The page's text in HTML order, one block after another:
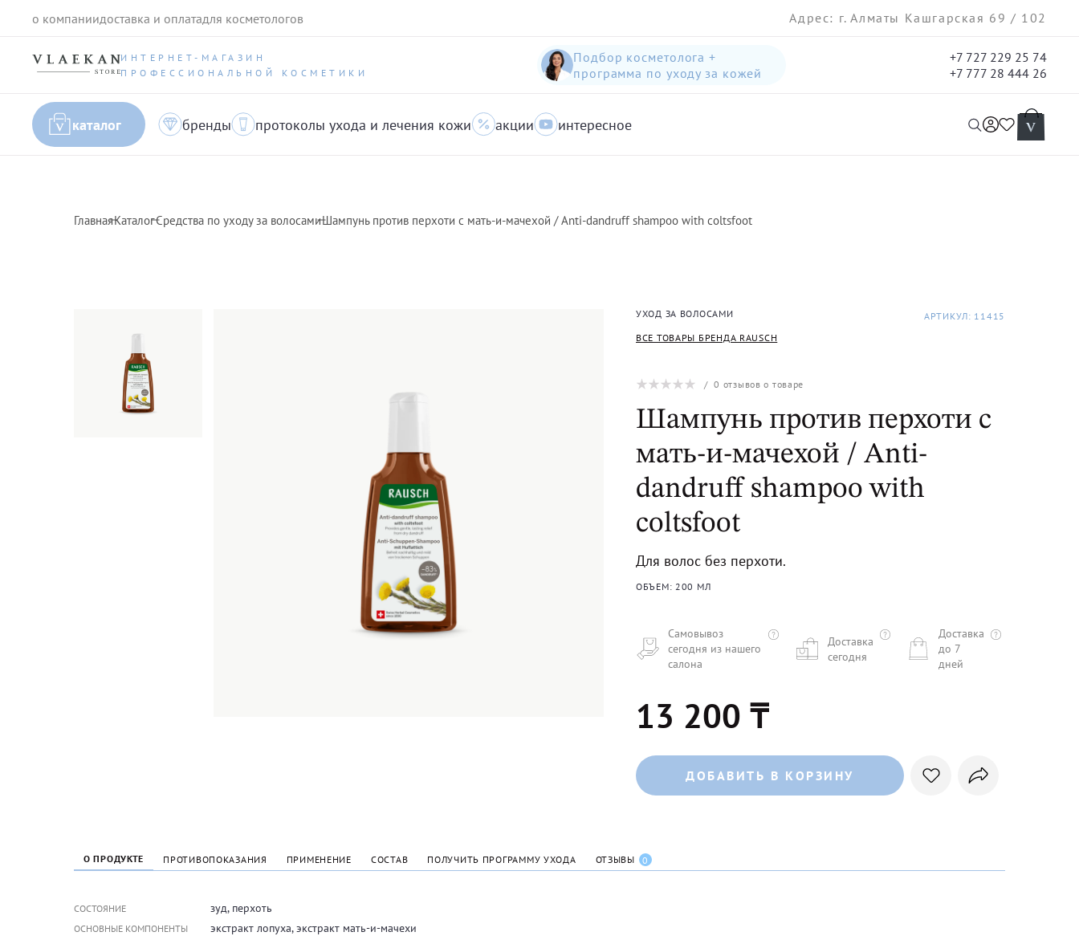
о компаниидоставка и оплатадля косметологов Адрес: г. Алматы Кашгарская 69 / 102
ИНТЕРНЕТ-МАГАЗИН
ПРОФЕССИОНАЛЬНОЙ КОСМЕТИКИ
Подбор косметолога +
программа по уходу за кожей
+7 727 229 25 74
+7 777 28 444 26
каталог бренды протоколы ухода и лечения кожи акции интересное
ГлавнаяКаталогСредства по уходу за волосамиШампунь против перхоти с мать-и-мачехой / Anti-dandruff shampoo with coltsfoot
УХОД ЗА ВОЛОСАМИ
ВСЕ ТОВАРЫ БРЕНДА RAUSCH
АРТИКУЛ: 11415
/0 отзывов о товаре
Шампунь против перхоти с
мать-и-мачехой / Anti-
dandruff shampoo with
coltsfoot
Для волос без перхоти.
ОБЪЕМ: 200 МЛ
Самовывоз
сегодня из нашего
салона
Доставка
сегодня
Доставка
до 7
дней
13 200 ₸
ДОБАВИТЬ В КОРЗИНУ
О ПРОДУКТЕ ПРОТИВОПОКАЗАНИЯ ПРИМЕНЕНИЕ СОСТАВ ПОЛУЧИТЬ ПРОГРАММУ УХОДА ОТЗЫВЫ 0
СОСТОЯНИЕ зуд, перхоть
ОСНОВНЫЕ КОМПОНЕНТЫ экстракт лопуха, экстракт мать-и-мачехи